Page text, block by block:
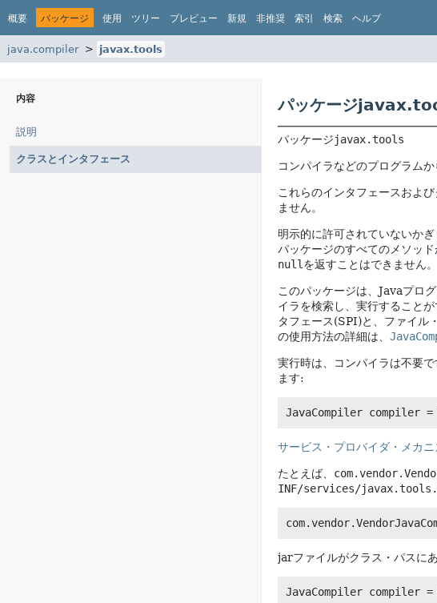
概要 パッケージ 使用 ツリー プレビュー 新規 非推奨 索引 検索 ヘルプ
java.compiler
javax.tools
内容
説明
クラスとインタフェース
パッケージ
パッケージjavax.tools
コンパイラなどのプログラム
これらのインタフェースおよ
ません。
明示的に許可されていないかぎ
パッケージのすべてのメソッド
null を返すことはできません。
このパッケージは、Javaプロ
イラを検索し、実行することが
タフェース(SPI)と、ファイル
の使用方法の詳細は、
実行時は、コンパイラは不要で
ます:
サービス・プロバイダ・メカニ
たとえば、
INF/services/
jarファイルがクラス・パスにあ